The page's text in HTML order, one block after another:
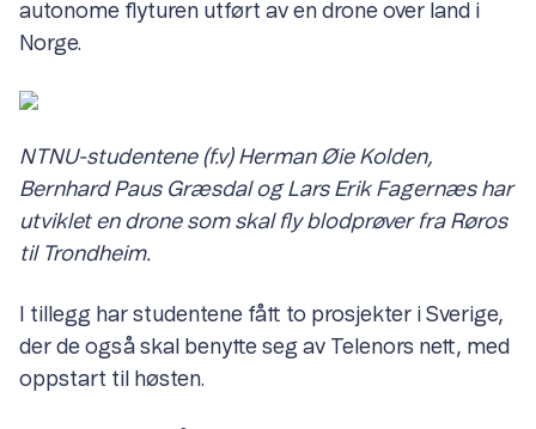
autonome flyturen utført av en drone over land i
Norge.
NTNU-studentene (f.v) Herman Øie Kolden,
Bernhard Paus Græsdal og Lars Erik Fagernæs har
utviklet en drone som skal fly blodprøver fra Røros
til Trondheim.
I tillegg har studentene fått to prosjekter i Sverige,
der de også skal benytte seg av Telenors nett, med
oppstart til høsten.